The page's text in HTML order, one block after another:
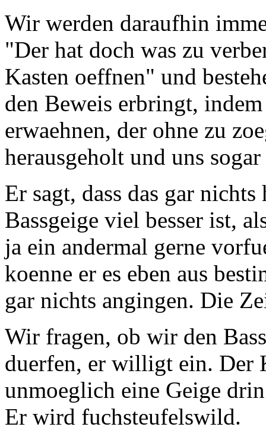
Wir werden daraufhin
"Der hat doch was zu
Kasten oeffnen" und
den Beweis erbringt,
erwaehnen, der ohne zu
herausgeholt und uns
Er sagt, dass das gar
Bassgeige viel besser ist,
ja ein andermal gerne
koenne er es eben aus
gar nichts angingen. Die
Wir fragen, ob wir den
duerfen, er willigt ein. Der
unmoeglich eine Geige
Er wird fuchsteufelswild.